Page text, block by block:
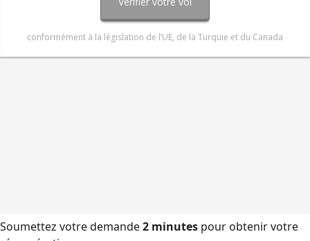
Soumettez votre demande2 minutes pour obtenir votre